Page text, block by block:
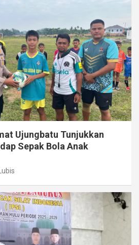
Ujungbatu Tunjukkan
Sepak Bola Anak